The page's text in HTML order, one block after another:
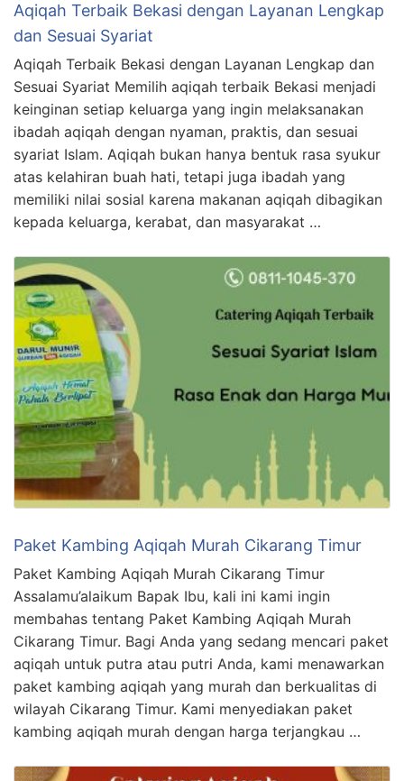
Aqiqah Terbaik Bekasi dengan Layanan Lengkap
dan Sesuai Syariat
Aqiqah Terbaik Bekasi dengan Layanan Lengkap dan
Sesuai Syariat Memilih aqiqah terbaik Bekasi menjadi
keinginan setiap keluarga yang ingin melaksanakan
ibadah aqiqah dengan nyaman, praktis, dan sesuai
syariat Islam. Aqiqah bukan hanya bentuk rasa syukur
atas kelahiran buah hati, tetapi juga ibadah yang
memiliki nilai sosial karena makanan aqiqah dibagikan
kepada keluarga, kerabat, dan masyarakat …
Paket Kambing Aqiqah Murah Cikarang Timur
Paket Kambing Aqiqah Murah Cikarang Timur
Assalamu’alaikum Bapak Ibu, kali ini kami ingin
membahas tentang Paket Kambing Aqiqah Murah
Cikarang Timur. Bagi Anda yang sedang mencari paket
aqiqah untuk putra atau putri Anda, kami menawarkan
paket kambing aqiqah yang murah dan berkualitas di
wilayah Cikarang Timur. Kami menyediakan paket
kambing aqiqah murah dengan harga terjangkau …